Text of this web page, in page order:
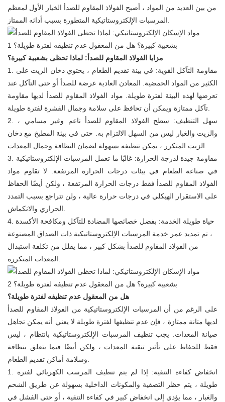
من بين العديد من المواد ، أصبح الفولاذ المقاوم للصدأ الخيار الأول لمعظم
المرسبات الإلكتروستاتيكية المتطورة بسبب أدائه الممتاز.
مزايا الفولاذ المقاوم للصدأ: لماذا تحظى بشعبية كبيرة؟
1. مقاومة التآكل القوية: في بيئة تقديم الطعام ، يحتوي دخان الزيت على
الكثير من المواد الحمضية. المعادن العادية عرضة للصدأ أو حتى التآكل عند
تعرضها لهذه البيئة لفترة طويلة. مواد الفولاذ المقاوم للصدأ لديها مقاومة
تآكل ممتازة ويمكن أن تحافظ على سلامة وجمال القشرة لفترة طويلة.
2. سهل التنظيف: سطح الفولاذ المقاوم للصدأ ناعم وغير مسامي ،
والزيت والغبار ليس من السهل الالتزام به. حتى في بيئة المطبخ مع دخان
الزيت المتكرر ، يمكن تنظيفه بسهولة لضمان النظافة وجمال المعدات.
3. مقاومة جيدة لدرجة الحرارة: غالبًا ما تعمل المرسبات الإلكتروستاتيكية
في صناعة الطعام في بيئات درجات الحرارة المرتفعة. لا تقاوم مواد
الفولاذ المقاوم للصدأ فقط درجات الحرارة المرتفعة ، ولكن أيضًا الحفاظ
على الاستقرار الهيكلي في درجات حرارة عالية ، ولن تتراجع بسبب التمدد
الحراري والانكماش.
4. حياة طويلة الخدمة: بفضل خصائصها المضادة للتآكل ومكافحة الأكسدة
، تم تمديد عمر خدمة المرسبات الإلكتروستاتيكية ذات الصداق المصنوعة
من الفولاذ المقاوم للصدأ بشكل كبير ، مما يقلل من تكلفة استبدال
المعدات المتكررة.
هل من المعقول عدم تنظيفه لفترة طويلة؟
على الرغم من أن المرسبات الإلكتروستاتيكية من الفولاذ المقاوم للصدأ
لديها متانة ممتازة ، فإن عدم تنظيفها لفترة طويلة لا يعني أنه يمكن تجاهل
صيانة المعدات. يجب تنظيف المرسبات الإلكتروستاتيكية بانتظام ، ليس
فقط للحفاظ على تأثير تنقية المعدات ، ولكن أيضًا فيما يتعلق بنظافة
وسلامة أماكن تقديم الطعام.
1. انخفاض كفاءة التنقية: إذا لم يتم تنظيف المرسب الكهربائي لفترة
طويلة ، يتم حظر التصفية والمكونات الداخلية بسهولة عن طريق الشحم
والغبار ، مما يؤدي إلى انخفاض كبير في كفاءة التنقية ، أو حتى الفشل في